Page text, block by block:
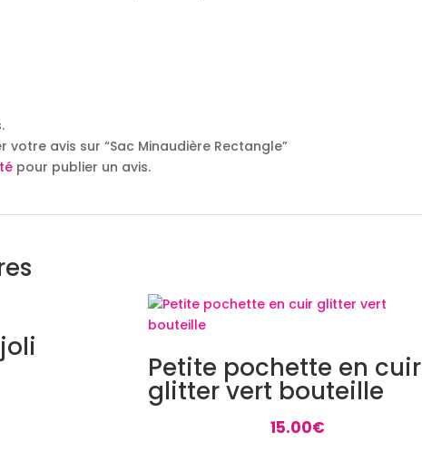
votre avis sur “Sac Minaudière Rectangle”
pour publier un avis.
Petite pochette en cuir
glitter vert bouteille
15.00€